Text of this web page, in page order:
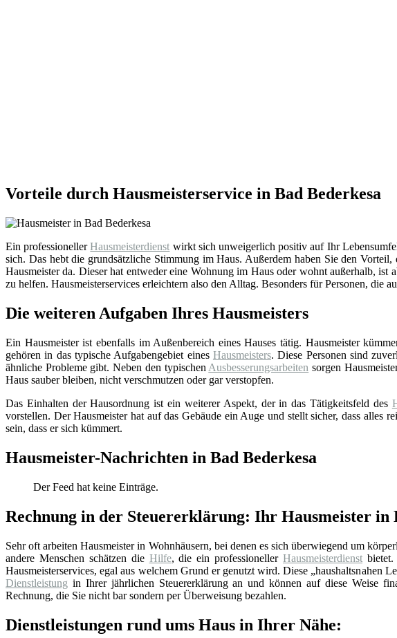
Vorteile durch Hausmeisterservice in Bad Bederkesa
Ein professionellerHausmeisterdienst wirkt sich unweigerlich positiv auf Ihr
sich. Das hebt die grundsätzliche Stimmung im Haus. Außerdem haben Sie den
Hausmeister da. Dieser hat entweder eine Wohnung im Haus oder wohnt außerhalb,
zu helfen. Hausmeisterservices erleichtern also den Alltag. Besonders für Personen, die
Die weiteren Aufgaben Ihres Hausmeisters
Ein Hausmeister ist ebenfalls im Außenbereich eines Hauses tätig. Hausmeister
gehören in das typische Aufgabengebiet eines Hausmeisters. Diese Personen sind
ähnliche Probleme gibt. Neben den typischen Ausbesserungsarbeiten sorgen
Haus sauber bleiben, nicht verschmutzen oder gar verstopfen.
Das Einhalten der Hausordnung ist ein weiterer Aspekt, der in das Tätigkeitsfeld des
vorstellen. Der Hausmeister hat auf das Gebäude ein Auge und stellt sicher, dass
sein, dass er sich kümmert.
Hausmeister-Nachrichten in Bad Bederkesa
Der Feed hat keine Einträge.
Rechnung in der Steuererklärung: Ihr Hausmeister in
Sehr oft arbeiten Hausmeister in Wohnhäusern, bei denen es sich überwiegend um
andere Menschen schätzen die Hilfe, die ein professionellerHausmeisterdienst
Hausmeisterservices, egal aus welchem Grund er genutzt wird. Diese „haushaltsnahen
Dienstleistung in Ihrer jährlichen Steuererklärung an und können auf diese Weise
Rechnung, die Sie nicht bar sondern per Überweisung bezahlen.
Dienstleistungen rund ums Haus in Ihrer Nähe: